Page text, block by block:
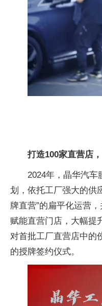
打造100家直营店
2024年，晶华汽车
划，依托工厂强大的供
牌直营”的扁平化运营
赋能直营门店，大幅提
对首批工厂直营店中
的授牌签约仪式。